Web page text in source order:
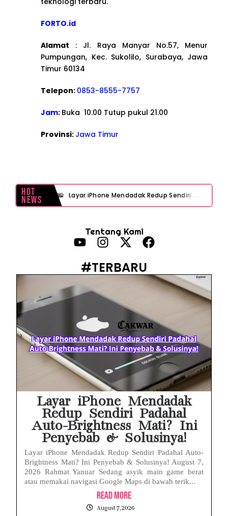
FORTO.id
Alamat : Jl. Raya Manyar No.57, Menur
Pumpungan, Kec. Sukolilo, Surabaya, Jawa
Timur 60134
Telepon: 0853-8555-7757
Jam: Buka 10.00 Tutup pukul 21.00
Provinsi: Jawa Timur
Hot
News Layar iPhone Mendadak Redup Sendiri Padahal Auto-Brightness Mati? Ini Penyebab & Solusinya!
Prabowo Sebut ‘Londo Ireng’, Ray Rangkuti Desak DPR Bersikap, Ini Ulasan Politiknya
MAKI Soroti Penahanan Eks Jampidsus Febrie Adriansyah Tanpa Rompi Pink
Babak Baru Kasus Febrie Adriansyah, Rencana Praperadilan Penyitaan Emas dan Uang Tunai Jadi Sorotan
Baterai Apple Watch Cepat Boros? Ini Penyebab dan Cara Mengatasinya
HP Huawei Cepat Panas? Ini Penyebab Utama dan Cara Mengatasinya
Tentang Kami
#TERBARU
Layar iPhone Mendadak
Redup Sendiri Padahal
Auto-Brightness Mati? Ini
Penyebab & Solusinya!
Layar iPhone Mendadak Redup Sendiri Padahal Auto-
Brightness Mati? Ini Penyebab & Solusinya! August 7,
2026 Rahmat Yanuar Sedang asyik main game berat
atau memakai navigasi Google Maps di bawah terik...
Read More
August 7, 2026